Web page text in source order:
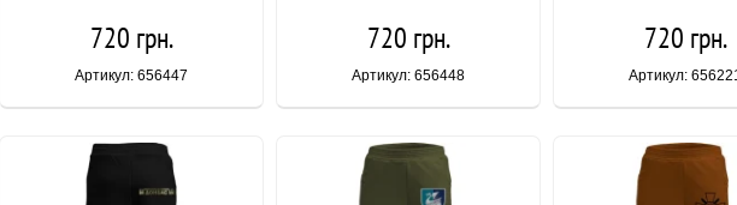
720 грн.
Артикул: 656447
720 грн.
Артикул: 656448
720 грн.
Артикул: